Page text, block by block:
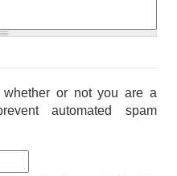
or not you are a
automated spam